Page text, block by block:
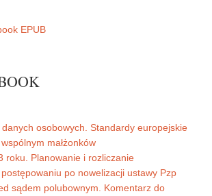
EPUB
osobowych. Standardy europejskie
małżonków
roku. Planowanie i rozliczanie
postępowaniu po nowelizacji ustawy Pzp
sądem polubownym. Komentarz do